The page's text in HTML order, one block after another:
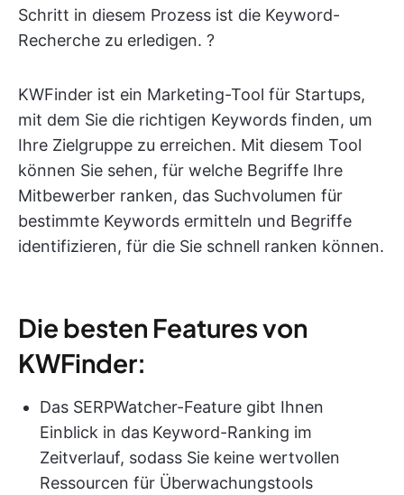
Schritt in diesem Prozess ist die Keyword-
Recherche zu erledigen. ?
KWFinder ist ein Marketing-Tool für Startups,
mit dem Sie die richtigen Keywords finden, um
Ihre Zielgruppe zu erreichen. Mit diesem Tool
können Sie sehen, für welche Begriffe Ihre
Mitbewerber ranken, das Suchvolumen für
bestimmte Keywords ermitteln und Begriffe
identifizieren, für die Sie schnell ranken können.
Die besten Features von
KWFinder:
Das SERPWatcher-Feature gibt Ihnen
Einblick in das Keyword-Ranking im
Zeitverlauf, sodass Sie keine wertvollen
Ressourcen für Überwachungstools